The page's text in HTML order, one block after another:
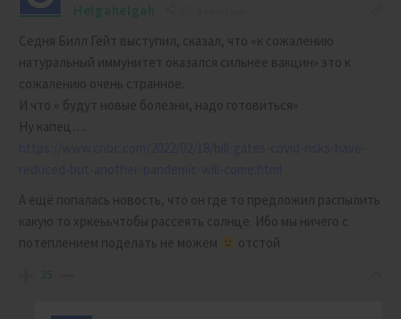
Helgahelgah
Седня Билл Гейт выступил, сказал, что «к сожалению
натуральный иммунитет оказался сильнее вакцин» это к
сожалению очень странное.
И что « будут новые болезни, надо готовиться»
Ну капец….
А ещё попалась новость, что он где то предложил распылить
какую то хркеььчтобы рассеять солнце. Ибо мы ничего с
потеплением поделать не можем
отстой
35